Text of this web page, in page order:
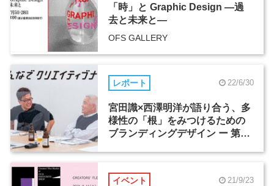
「時」と Graphic Design ―過
去と未来と―
OFS GALLERY
レポート 22/6/30
宮田識×西澤明洋が語り合う、多
様性の「根」をみつけるための
ブランディングデザイン ー 第9
イベント 21/9/23